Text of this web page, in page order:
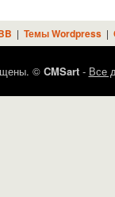
| Темы Wordpress|
© CMSart- Все